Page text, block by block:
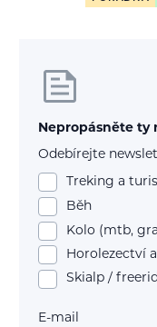
Nepropásněte ty
Odebírejte
Treking a
Běh
Kolo (mtb,
Horolezectví a
Skialp /
E-mail